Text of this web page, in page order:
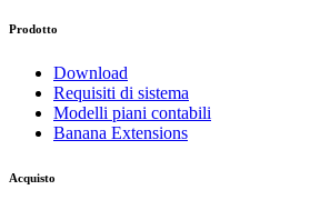
Prodotto
Download
Requisiti di sistema
Modelli piani contabili
Banana Extensions
Acquisto